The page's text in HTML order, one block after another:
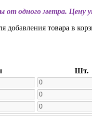
от одного метра. Цену
добавления товара в
Шт.